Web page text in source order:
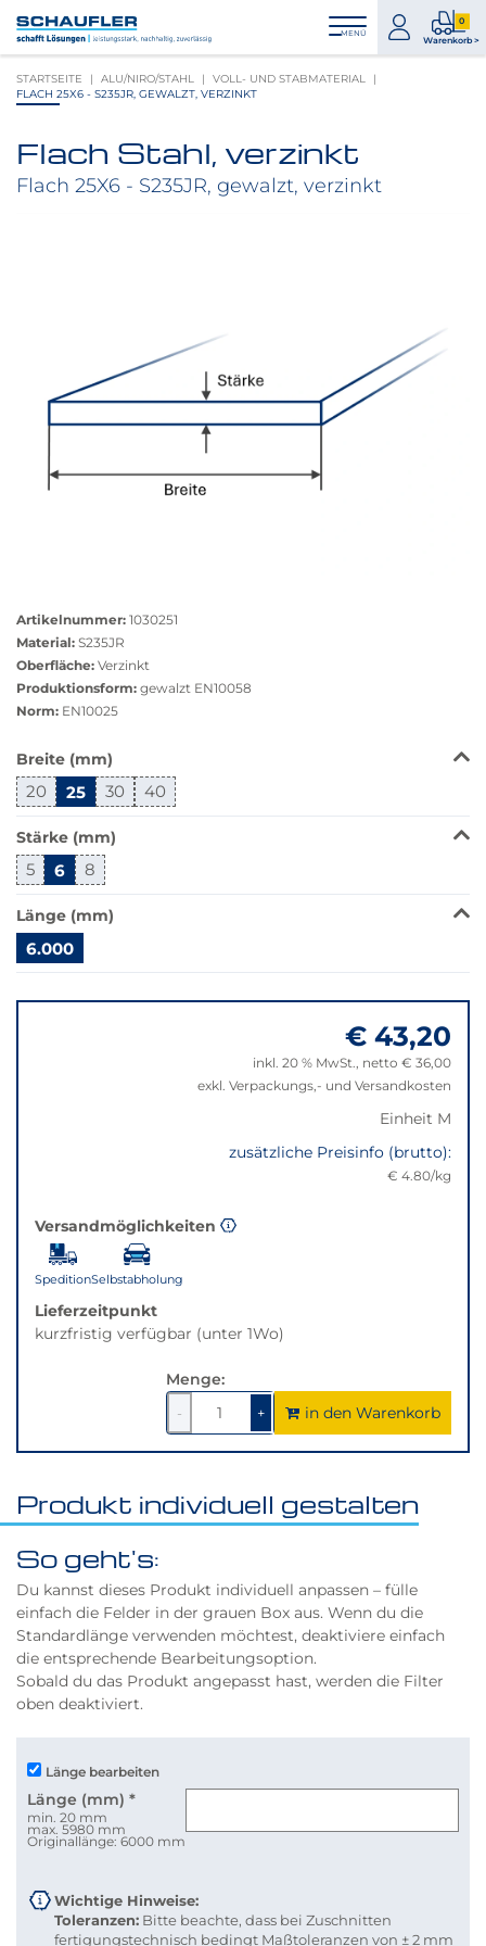
Inhalt
Hauptnavigation
Footernavigation
Logo
Schaufler
verlinkt
zur
MENÜ
zum
Konto
0
Warenkorb >
0
STARTSEITE ALU/NIRO/STAHL
VOLL- UND STABMATERIAL
FLACH 25X6 - S235JR, GEWALZT, VERZINKT
Produktbilder
Flach Stahl, verzinkt
Flach 25X6 - S235JR, gewalzt, verzinkt
anzeigen
Artikelnummer: 1030251
Material: S235JR
Oberfläche: Verzinkt
Produktionsform: gewalzt EN10058
Norm: EN10025
Produkt
ist
in
dieser
Variante
nicht
verfügbar.
Bei
Klick
wechselt
der
Breite (mm)
20 25 30 40
Stärke (mm)
5 6 8
Länge (mm)
6.000
zu
€ 43,20
inkl. 20 % MwSt., netto € 36,00
exkl. Verpackungs,- und Versandkosten
Einheit M
zusätzliche Preisinfo (brutto):
€ 4.80/kg
Versandmöglichkeiten
SpeditionSelbstabholung
Lieferzeitpunkt
kurzfristig verfügbar (unter 1Wo)
Menge:
-
1
verringern
+1um
1
erhöhen
in den Warenkorb
Produkt individuell gestalten
So geht's:
Du kannst dieses Produkt individuell anpassen – fülle
einfach die Felder in der grauen Box aus. Wenn du die
Standardlänge verwenden möchtest, deaktiviere einfach
die entsprechende Bearbeitungsoption.
Sobald du das Produkt angepasst hast, werden die Filter
oben deaktiviert.
Länge bearbeiten
Länge (mm) *
min. 20 mm
max. 5980 mm
Originallänge: 6000 mm
Wichtige Hinweise:
Toleranzen: Bitte beachte, dass bei Zuschnitten
fertigungstechnisch bedingt Maßtoleranzen von ± 2 mm